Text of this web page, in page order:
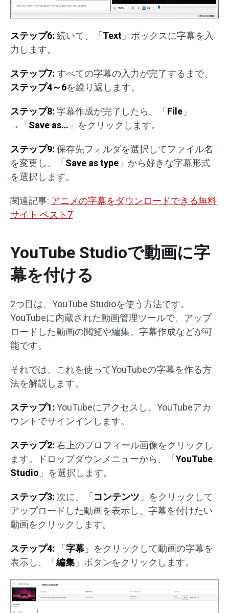
ステップ6: 続いて、「 Text 」ボックスに字幕を入
力します。
ステップ7: すべての字幕の入力が完了するまで、
ステップ4～6を繰り返します。
ステップ8: 字幕作成が完了したら、「 File 」
→「 Save as… 」をクリックします。
ステップ9: 保存先フォルダを選択してファイル名
を変更し、「 Save as type 」から好きな字幕形式
を選択します。
関連記事: アニメの字幕をダウンロードできる無料
サイト ベスト7
YouTube Studioで動画に字
幕を付ける
2つ目は、YouTube Studioを使う方法です。
YouTubeに内蔵された動画管理ツールで、アップ
ロードした動画の閲覧や編集、字幕作成などが可
能です。
それでは、これを使ってYouTubeの字幕を作る方
法を解説します。
ステップ1: YouTubeにアクセスし、YouTubeアカ
ウントでサインインします。
ステップ2: 右上のプロフィール画像をクリックし
ます。ドロップダウンメニューから、「 YouTube
Studio 」を選択します。
ステップ3: 次に、「 コンテンツ 」をクリックして
アップロードした動画を表示し、字幕を付けたい
動画をクリックします。
ステップ4: 「 字幕」をクリックして動画の字幕を
表示し、「 編集 」ボタンをクリックします。